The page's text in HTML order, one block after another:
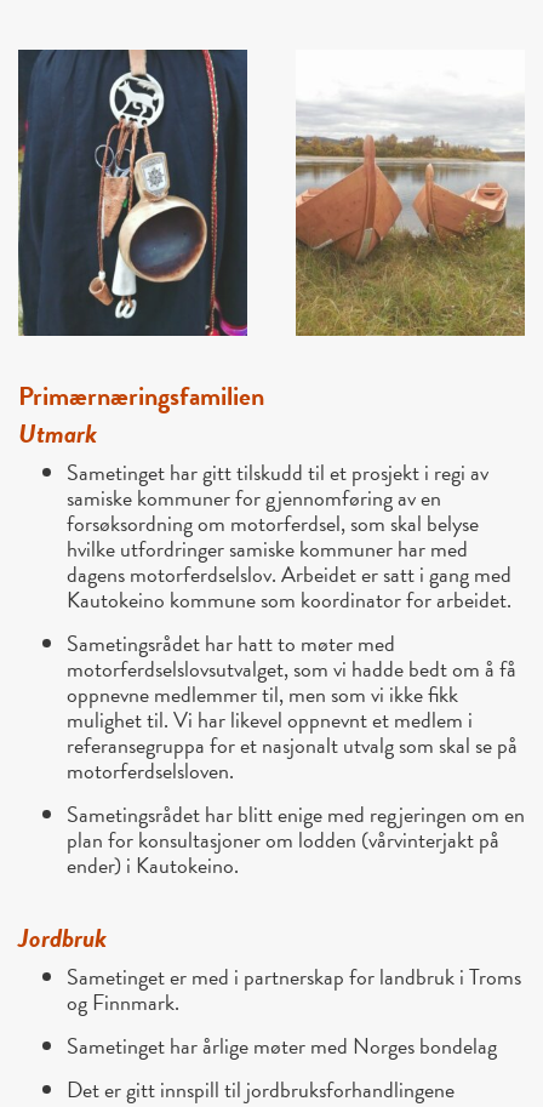
Primærnæringsfamilien
Utmark
Sametinget har gitt tilskudd til et prosjekt i regi av
samiske kommuner for gjennomføring av en
forsøksordning om motorferdsel, som skal belyse
hvilke utfordringer samiske kommuner har med
dagens motorferdselslov. Arbeidet er satt i gang med
Kautokeino kommune som koordinator for arbeidet.
Sametingsrådet har hatt to møter med
motorferdselslovsutvalget, som vi hadde bedt om å få
oppnevne medlemmer til, men som vi ikke fikk
mulighet til. Vi har likevel oppnevnt et medlem i
referansegruppa for et nasjonalt utvalg som skal se på
motorferdselsloven.
Sametingsrådet har blitt enige med regjeringen om en
plan for konsultasjoner om lodden (vårvinterjakt på
ender) i Kautokeino.
Jordbruk
Sametinget er med i partnerskap for landbruk i Troms
og Finnmark.
Sametinget har årlige møter med Norges bondelag
Det er gitt innspill til jordbruksforhandlingene